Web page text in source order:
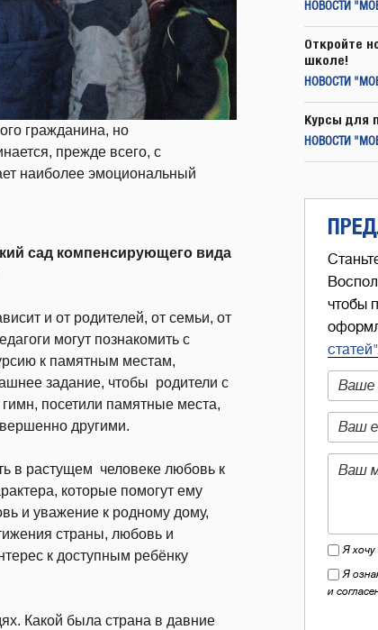
гражданина, но
прежде всего, с
наиболее эмоциональный
сад компенсирующего вида
и от родителей, от семьи, от
могут познакомить с
к памятным местам,
задание, чтобы родители с
посетили памятные места,
другими.
в растущем человеке любовь к
которые помогут ему
и уважение к родному дому,
страны, любовь и
к доступным ребёнку
Какой была страна в давние
НОВОСТИ
Откройте
школе!
НОВОСТИ
Курсы для
НОВОСТИ
чтобы
статей"
Я хочу
Я
и